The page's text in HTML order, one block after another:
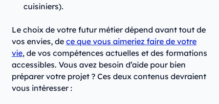
cuisiniers).
Le choix de votre futur métier dépend avant tout de
vos envies, de ce que vous aimeriez faire de votre
vie, de vos compétences actuelles et des formations
accessibles. Vous avez besoin d’aide pour bien
préparer votre projet ? Ces deux contenus devraient
vous intéresser :